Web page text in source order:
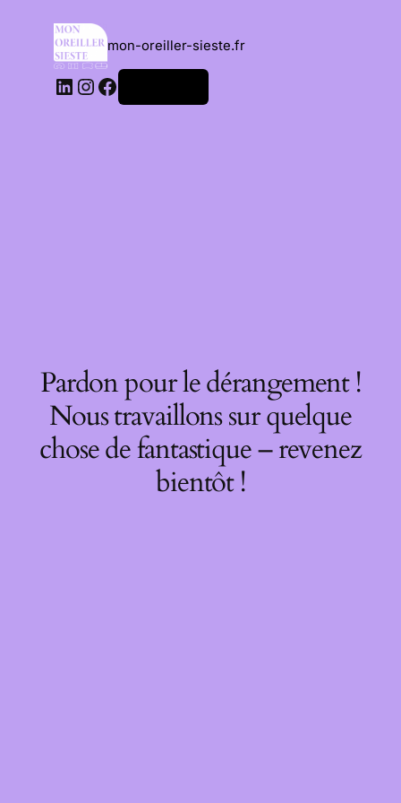
mon-oreiller-sieste.fr
Pardon pour le dérangement !
Nous travaillons sur quelque
chose de fantastique – revenez
bientôt !